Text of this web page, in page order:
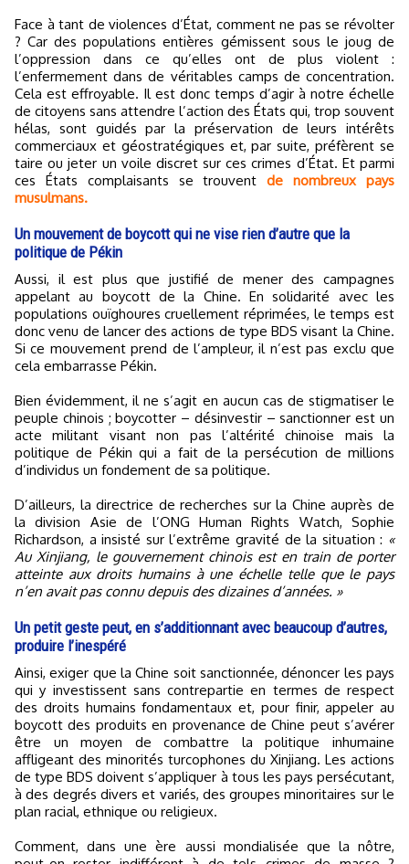
Face à tant de violences d’État, comment ne pas se révolter
? Car des populations entières gémissent sous le joug de
l’oppression dans ce qu’elles ont de plus violent :
l’enfermement dans de véritables camps de concentration.
Cela est effroyable. Il est donc temps d’agir à notre échelle
de citoyens sans attendre l’action des États qui, trop souvent
hélas, sont guidés par la préservation de leurs intérêts
commerciaux et géostratégiques et, par suite, préfèrent se
taire ou jeter un voile discret sur ces crimes d’État. Et parmi
ces États complaisants se trouventde nombreux pays
musulmans.
Un mouvement de boycott qui ne vise rien d’autre que la
politique de Pékin
Aussi, il est plus que justifié de mener des campagnes
appelant au boycott de la Chine. En solidarité avec les
populations ouïghoures cruellement réprimées, le temps est
donc venu de lancer des actions de type BDS visant la Chine.
Si ce mouvement prend de l’ampleur, il n’est pas exclu que
cela embarrasse Pékin.
Bien évidemment, il ne s’agit en aucun cas de stigmatiser le
peuple chinois ; boycotter – désinvestir – sanctionner est un
acte militant visant non pas l’altérité chinoise mais la
politique de Pékin qui a fait de la persécution de millions
d’individus un fondement de sa politique.
D’ailleurs, la directrice de recherches sur la Chine auprès de
la division Asie de l’ONG Human Rights Watch, Sophie
Richardson, a insisté sur l’extrême gravité de la situation : «
Au Xinjiang, le gouvernement chinois est en train de porter
atteinte aux droits humains à une échelle telle que le pays
n’en avait pas connu depuis des dizaines d’années. »
Un petit geste peut, en s’additionnant avec beaucoup d’autres,
produire l’inespéré
Ainsi, exiger que la Chine soit sanctionnée, dénoncer les pays
qui y investissent sans contrepartie en termes de respect
des droits humains fondamentaux et, pour finir, appeler au
boycott des produits en provenance de Chine peut s’avérer
être un moyen de combattre la politique inhumaine
affligeant des minorités turcophones du Xinjiang. Les actions
de type BDS doivent s’appliquer à tous les pays persécutant,
à des degrés divers et variés, des groupes minoritaires sur le
plan racial, ethnique ou religieux.
Comment, dans une ère aussi mondialisée que la nôtre,